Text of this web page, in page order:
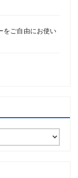
をご自由にお使い